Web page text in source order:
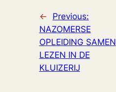
←
Previous:
NAZOMERSE
OPLEIDING SAMEN
LEZEN IN DE
KLUIZERIJ